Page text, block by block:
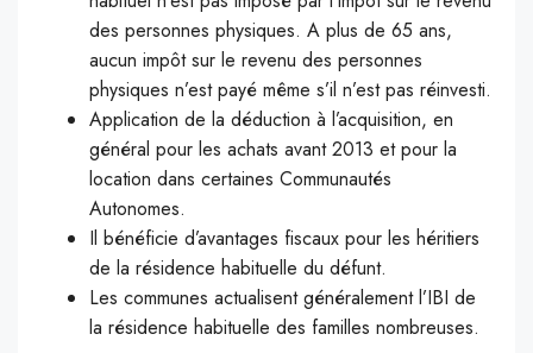
des personnes physiques. A plus de 65 ans,
aucun impôt sur le revenu des personnes
physiques n’est payé même s’il n’est pas réinvesti.
Application de la déduction à l’acquisition, en
général pour les achats avant 2013 et pour la
location dans certaines Communautés
Autonomes.
Il bénéficie d’avantages fiscaux pour les héritiers
de la résidence habituelle du défunt.
Les communes actualisent généralement l’IBI de
la résidence habituelle des familles nombreuses.